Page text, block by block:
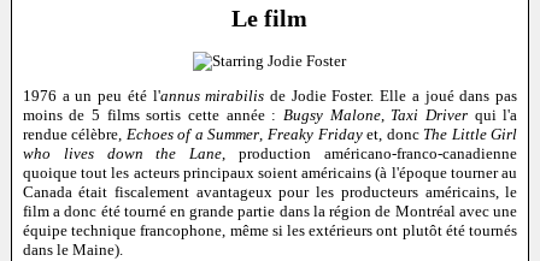
Le film
1976 a un peu été l'annus mirabilis de Jodie Foster. Elle a joué dans pas
moins de 5 films sortis cette année : Bugsy Malone, Taxi Driverqui l'a
rendue célèbre, Echoes of a Summer,Freaky Fridayet, donc The Little Girl
who lives down the Lane, production américano-franco-canadienne
quoique tout les acteurs principaux soient américains (à l'époque tourner au
Canada était fiscalement avantageux pour les producteurs américains, le
film a donc été tourné en grande partie dans la région de Montréal avec une
équipe technique francophone, même si les extérieurs ont plutôt été tournés
dans le Maine).